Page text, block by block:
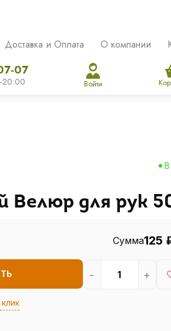
Доставка и Оплата О компании
07
20:00 Войти
В
Велюр для рук
Сумма125
- +